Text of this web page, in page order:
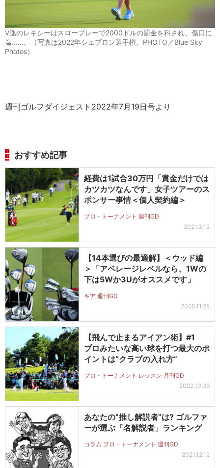
V逸のレキシーはスロープレーで2000ドルの罰金を科され、傷口に
塩……。（写真は2022年シェブロン選手権。PHOTO／Blue Sky
Photos）
週刊ゴルフダイジェスト2022年7月19日号より
おすすめ記事
経費は1試合30万円「賞金だけでは
カツカツなんです」女子ツアーのス
ポンサー事情＜個人契約編＞
プロ・トーナメント 週刊GD
2021.3.12
【14本選びの最適解】＜ウッド編
＞「アベレージレベルなら、1Wの
下は5Wか3Uがオススメです」
ギア 週刊GD
2025.11.28
【飛んで止まるアイアン術】#1
プロみたいな高い球を打つ最大のポ
イントは“クラブの入れ方”
プロ・トーナメント レッスン 月刊GD
2022.10.26
あなたの“推し解説者”は? ゴルファ
ーが選ぶ「名解説者」ランキング
コラム プロ・トーナメント 週刊GD
2021.12.12